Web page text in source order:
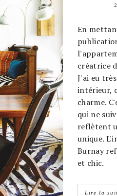
En
créatrice
J'ai eu
intérieur,
charme.
qui ne
reflètent
unique.
Burnay
et chic.
Lire la